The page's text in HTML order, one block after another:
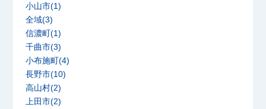
小山市(1)
全域(3)
信濃町(1)
千曲市(3)
小布施町(4)
長野市(10)
高山村(2)
上田市(2)